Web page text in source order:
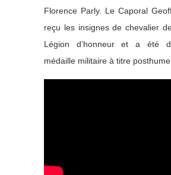
Florence Parly. Le Caporal
reçu les insignes de chevalier
Légion d’honneur et a été
médaille militaire à titre posthume.